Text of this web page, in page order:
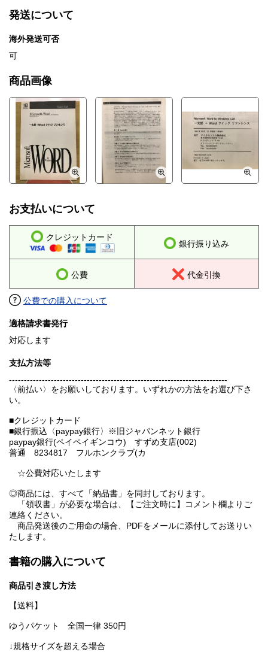
発送について
海外発送可否
可
商品画像
お支払いについて
クレジットカード
銀行振り込み
公費 代金引換
公費での購入について
適格請求書発行
対応します
支払方法等
-------------------------------------------------------------------------
〈前払い〉をお願いしております。いずれかの方法をお選び下さ
い。
■クレジットカード
■銀行振込〈paypay銀行〉※旧ジャパンネット銀行
paypay銀行(ペイペイギンコウ) すずめ支店(002)
普通 8234817 フルホンクラブ(カ
☆公費対応いたします
◎商品には、すべて「納品書」を同封しております。
「領収書」が必要な場合は、【ご注文時に】コメント欄よりご
連絡ください。
商品発送後のご用命の場合、PDFをメールに添付してお送りい
たします。
書籍の購入について
商品引き渡し方法
【送料】
ゆうパケット 全国一律 350円
↓規格サイズを超える場合